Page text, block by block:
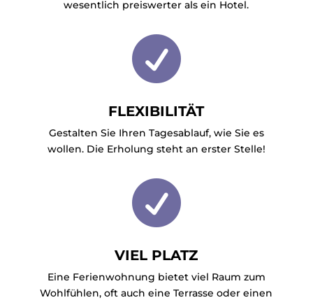
wesentlich preiswerter als ein Hotel.

FLEXIBILITÄT
Gestalten Sie Ihren Tagesablauf, wie Sie es
wollen. Die Erholung steht an erster Stelle!

VIEL PLATZ
Eine Ferienwohnung bietet viel Raum zum
Wohlfühlen, oft auch eine Terrasse oder einen